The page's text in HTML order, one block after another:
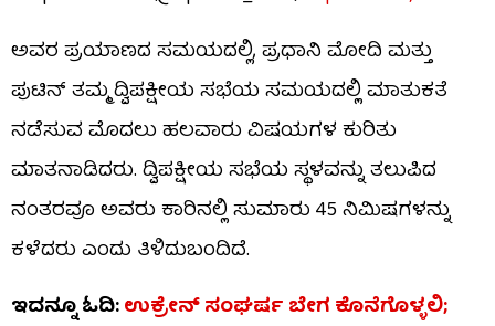
ಅವರ ಪ್ರಯಾಣದ ಸಮಯದಲ್ಲಿ, ಪ್ರಧಾನಿ ಮೋದಿ ಮತ್ತು
ಪುಟಿನ್ ತಮ್ಮ ದ್ವಿಪಕ್ಷೀಯ ಸಭೆಯ ಸಮಯದಲ್ಲಿ ಮಾತುಕತೆ
ನಡೆಸುವ ಮೊದಲು ಹಲವಾರು ವಿಷಯಗಳ ಕುರಿತು
ಮಾತನಾಡಿದರು. ದ್ವಿಪಕ್ಷೀಯ ಸಭೆಯ ಸ್ಥಳವನ್ನು ತಲುಪಿದ
ನಂತರವೂ ಅವರು ಕಾರಿನಲ್ಲಿ ಸುಮಾರು 45 ನಿಮಿಷಗಳನ್ನು
ಕಳೆದರು ಎಂದು ತಿಳಿದುಬಂದಿದೆ.
ಇದನ್ನೂ ಓದಿ:ಉಕ್ರೇನ್ ಸಂಘರ್ಷ ಬೇಗ ಕೊನೆಗೊಳ್ಳಲಿ;